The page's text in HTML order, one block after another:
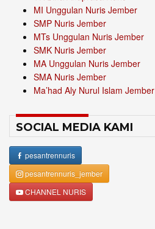
MI Unggulan Nuris Jember
SMP Nuris Jember
MTs Unggulan Nuris Jember
SMK Nuris Jember
MA Unggulan Nuris Jember
SMA Nuris Jember
Ma’had Aly Nurul Islam Jember
SOCIAL MEDIA KAMI
pesantrennuris
pesantrennuris_jember
CHANNEL NURIS